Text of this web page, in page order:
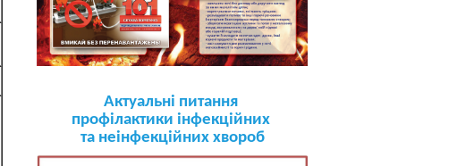
Актуальні питання
профілактики інфекційних
та неінфекційних хвороб